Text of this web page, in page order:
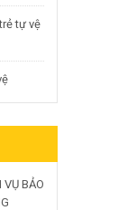
tự vệ
VỤ BẢO